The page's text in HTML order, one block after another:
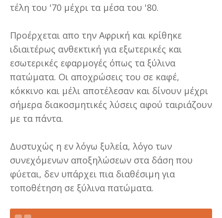
τέλη του '70 μέχρι τα μέσα του '80.
Προέρχεται απο την Αφρική και κρίθηκε
ιδιαιτέρως ανθεκτική για εξωτερικές και
εσωτερικές εφαρμογές όπως τα ξύλινα
πατώματα. Οι αποχρώσεις του σε καφέ,
κόκκινο και μέλι αποτέλεσαν και δίνουν μέχρι
σήμερα διακοσμητικές λύσεις αφού ταιριάζουν
με τα πάντα.
Δυστυχώς η εν λόγω ξυλεία, λόγο των
συνεχόμενων αποξηλώσεων στα δάση που
φύεται, δεν υπάρχει πια διαθέσιμη για
τοποθέτηση σε ξύλινα πατώματα.